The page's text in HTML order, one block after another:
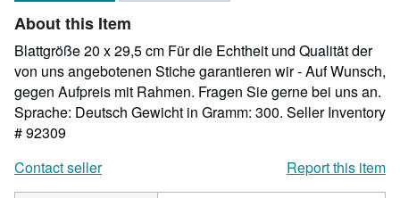
About this Item
Blattgröße 20 x 29,5 cm Für die Echtheit und Qualität der
von uns angebotenen Stiche garantieren wir - Auf Wunsch,
gegen Aufpreis mit Rahmen. Fragen Sie gerne bei uns an.
Sprache: Deutsch Gewicht in Gramm: 300. Seller Inventory
# 92309
Contact seller
Report this item